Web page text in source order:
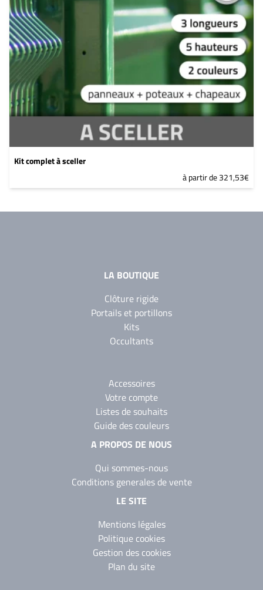
Kit complet à sceller
à partir de 321,53€
LA BOUTIQUE
Clôture rigide
Portails et portillons
Kits
Occultants
Accessoires
Votre compte
Listes de souhaits
Guide des couleurs
A PROPOS DE NOUS
Qui sommes-nous
Conditions generales de vente
LE SITE
Mentions légales
Politique cookies
Gestion des cookies
Plan du site